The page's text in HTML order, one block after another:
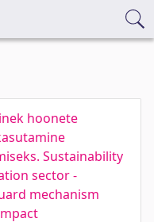
hoonete
Sustainability
sector -
mechanism